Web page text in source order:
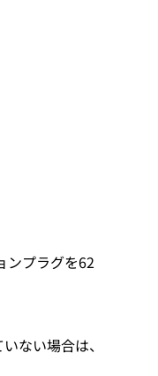
ンプラグを62
ない場合は、